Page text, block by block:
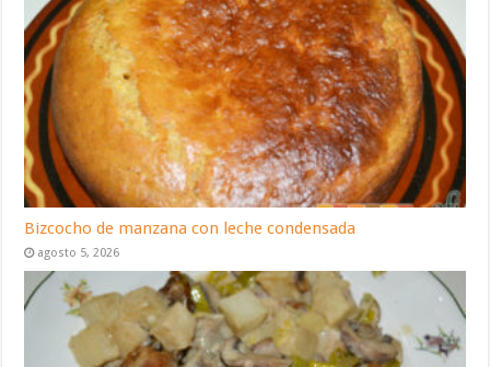
Bizcocho de manzana con leche condensada
agosto 5, 2026